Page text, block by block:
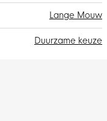
Lange Mouw
Duurzame keuze